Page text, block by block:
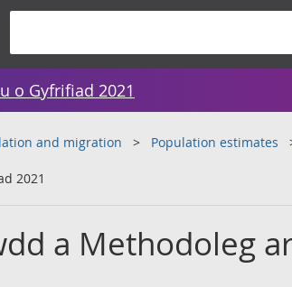
o Gyfrifiad 2021
and migration Population estimates
2021
a Methodoleg